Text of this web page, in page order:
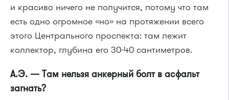
и красиво ничего не получится, потому что там
есть одно огромное «но» на протяжении всего
этого Центрального проспекта: там лежит
коллектор, глубина его 30-40 сантиметров.
А.Э. — Там нельзя анкерный болт в асфальт
загнать?